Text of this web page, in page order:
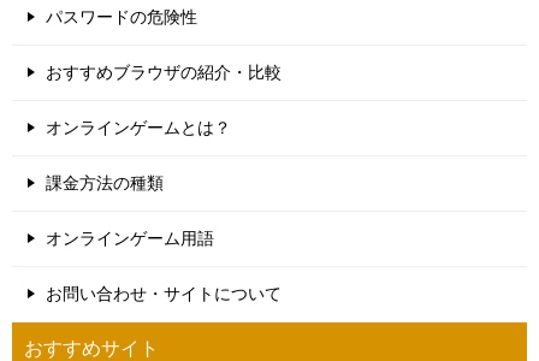
パスワードの危険性
おすすめブラウザの紹介・比較
オンラインゲームとは？
課金方法の種類
オンラインゲーム用語
お問い合わせ・サイトについて
おすすめサイト